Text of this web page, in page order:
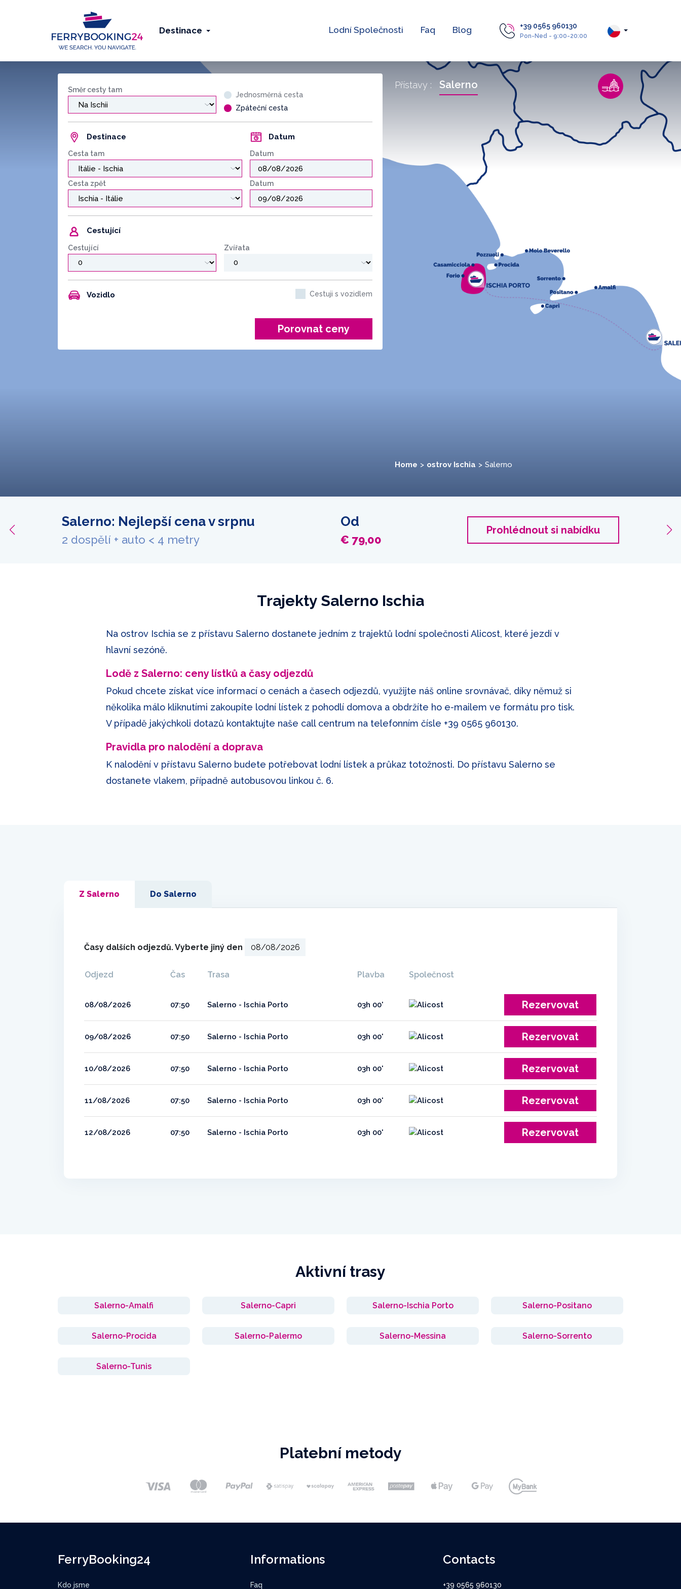
Destinace Lodní Společnosti Faq Blog +39 0565 960130
Pon-Ned - 9:00-20:00
Směr cesty tam
Jednosměrná cesta
Zpáteční cesta
Destinace
Cesta tam
Datum
Datum
Cesta zpět Datum
Cestující
Cestující Zvířata
Vozidlo Cestuji s vozidlem
Porovnat ceny
Přístavy : Salerno
Home ostrov Ischia Salerno
Salerno: Nejlepší cena v srpnu
2 dospělí + auto < 4 metry
Od
€ 79,00
Prohlédnout si nabídku
2
Trajekty Salerno Ischia
Na ostrov Ischia se z přístavu Salerno dostanete jedním z trajektů lodní společnosti Alicost, které jezdí v
hlavní sezóně.
Lodě z Salerno: ceny lístků a časy odjezdů
Pokud chcete získat více informací o cenách a časech odjezdů, využijte náš online srovnávač, díky němuž si
několika málo kliknutími zakoupíte lodní lístek z pohodlí domova a obdržíte ho e-mailem ve formátu pro tisk.
V případě jakýchkoli dotazů kontaktujte naše call centrum na telefonním čísle +39 0565 960130.
Pravidla pro nalodění a doprava
K nalodění v přístavu Salerno budete potřebovat lodní lístek a průkaz totožnosti. Do přístavu Salerno se
dostanete vlakem, případně autobusovou linkou č. 6.
Z Salerno Do Salerno
Časy dalších odjezdů. Vyberte jiný den
Odjezd Čas Trasa Plavba Společnost
08/08/2026 07:50 Salerno - Ischia Porto 03h 00' Rezervovat
09/08/2026 07:50 Salerno - Ischia Porto 03h 00' Rezervovat
10/08/2026 07:50 Salerno - Ischia Porto 03h 00' Rezervovat
11/08/2026 07:50 Salerno - Ischia Porto 03h 00' Rezervovat
12/08/2026 07:50 Salerno - Ischia Porto 03h 00' Rezervovat
Aktivní trasy
Salerno-Amalfi Salerno-Capri Salerno-Ischia Porto Salerno-Positano
Salerno-Procida Salerno-Palermo Salerno-Messina Salerno-Sorrento
Salerno-Tunis
Platební metody
FerryBooking24
Kdo jsme
Informations
Faq
Contacts
+39 0565 960130